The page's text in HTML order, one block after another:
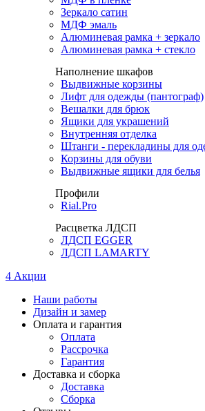
Зеркало сатин
МДФ эмаль
Алюминевая рамка + зеркало
Алюминевая рамка + стекло
Наполнение шкафов
Выдвижные корзины
Лифт для одежды (пантограф)
Вешалки для брюк
Ящики для украшений
Внутренняя отделка
Штанги - перекладины для
Корзины для обуви
Выдвижные ящики для белья
Профили
Rial.Pro
Расцветка ЛДСП
ЛДСП EGGER
ЛДСП LAMARTY
4 Акции
Наши работы
Дизайн и замер
Оплата и гарантия
Оплата
Рассрочка
Гарантия
Доставка и сборка
Доставка
Сборка